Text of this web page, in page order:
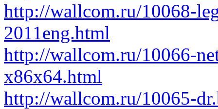
http://wallcom.ru/10068-
2011eng.html
http://wallcom.ru/10066-
x86x64.html
http://wallcom.ru/10065-